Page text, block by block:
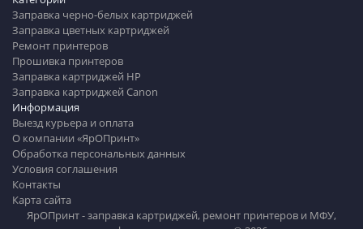
Заправка черно-белых картриджей
Заправка цветных картриджей
Ремонт принтеров
Прошивка принтеров
Заправка картриджей HP
Заправка картриджей Canon
Информация
Выезд курьера и оплата
О компании «ЯрОПринт»
Обработка персональных данных
Условия соглашения
Контакты
Карта сайта
ЯрОПринт - заправка картриджей, ремонт принтеров и МФУ,